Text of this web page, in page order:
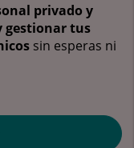
privado y
gestionar tus
sin esperas ni